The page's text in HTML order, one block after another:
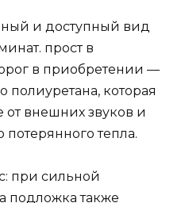
и доступный вид
прост в
в приобретении —
полиуретана, которая
внешних звуков и
тепла.
при сильной
подложка также